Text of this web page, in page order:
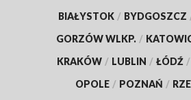
BIAŁYSTOK / BYDGOSZCZ
GORZÓW WLKP. /
KRAKÓW / LUBLIN / ŁÓDŹ /
OPOLE / POZNAŃ /